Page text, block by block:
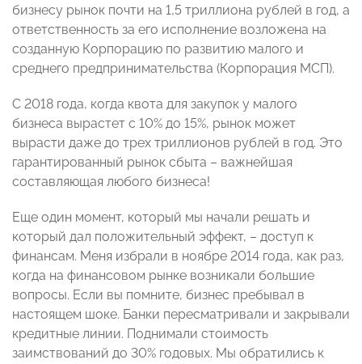
бизнесу рынок почти на 1,5 триллиона рублей в год, а
ответственность за его исполнение возложена на
созданную Корпорацию по развитию малого и
среднего предпринимательства (Корпорация МСП).
С 2018 года, когда квота для закупок у малого
бизнеса вырастет с 10% до 15%, рынок может
вырасти даже до трех триллионов рублей в год. Это
гарантированный рынок сбыта – важнейшая
составляющая любого бизнеса!
Еще один момент, который мы начали решать и
который дал положительный эффект, – доступ к
финансам. Меня избрали в ноябре 2014 года, как раз,
когда на финансовом рынке возникали большие
вопросы. Если вы помните, бизнес пребывал в
настоящем шоке. Банки пересматривали и закрывали
кредитные линии. Поднимали стоимость
заимствований до 30% годовых. Мы обратились к